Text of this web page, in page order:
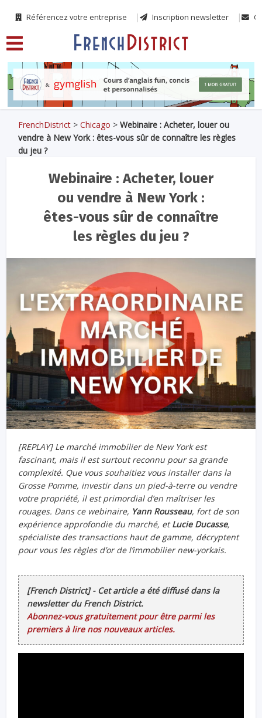
Référencez votre entreprise Inscription newsletter
FrenchDistrict >Chicago >Webinaire : Acheter, louer ou
vendre à New York : êtes-vous sûr de connaître les règles
du jeu ?
Webinaire : Acheter, louer
ou vendre à New York :
êtes-vous sûr de connaître
les règles du jeu ?
[REPLAY] Le marché immobilier de New York est
fascinant, mais il est surtout reconnu pour sa grande
complexité. Que vous souhaitiez vous installer dans la
Grosse Pomme, investir dans un pied-à-terre ou vendre
votre propriété, il est primordial d’en maîtriser les
rouages. Dans ce webinaire, Yann Rousseau, fort de son
expérience approfondie du marché, etLucie Ducasse,
spécialiste des transactions haut de gamme, décryptent
pour vous les règles d’or de l’immobilier new-yorkais.
[French District] - Cet article a été diffusé dans la
newsletter du French District.
Abonnez-vous gratuitement pour être parmi les
premiers à lire nos nouveaux articles.